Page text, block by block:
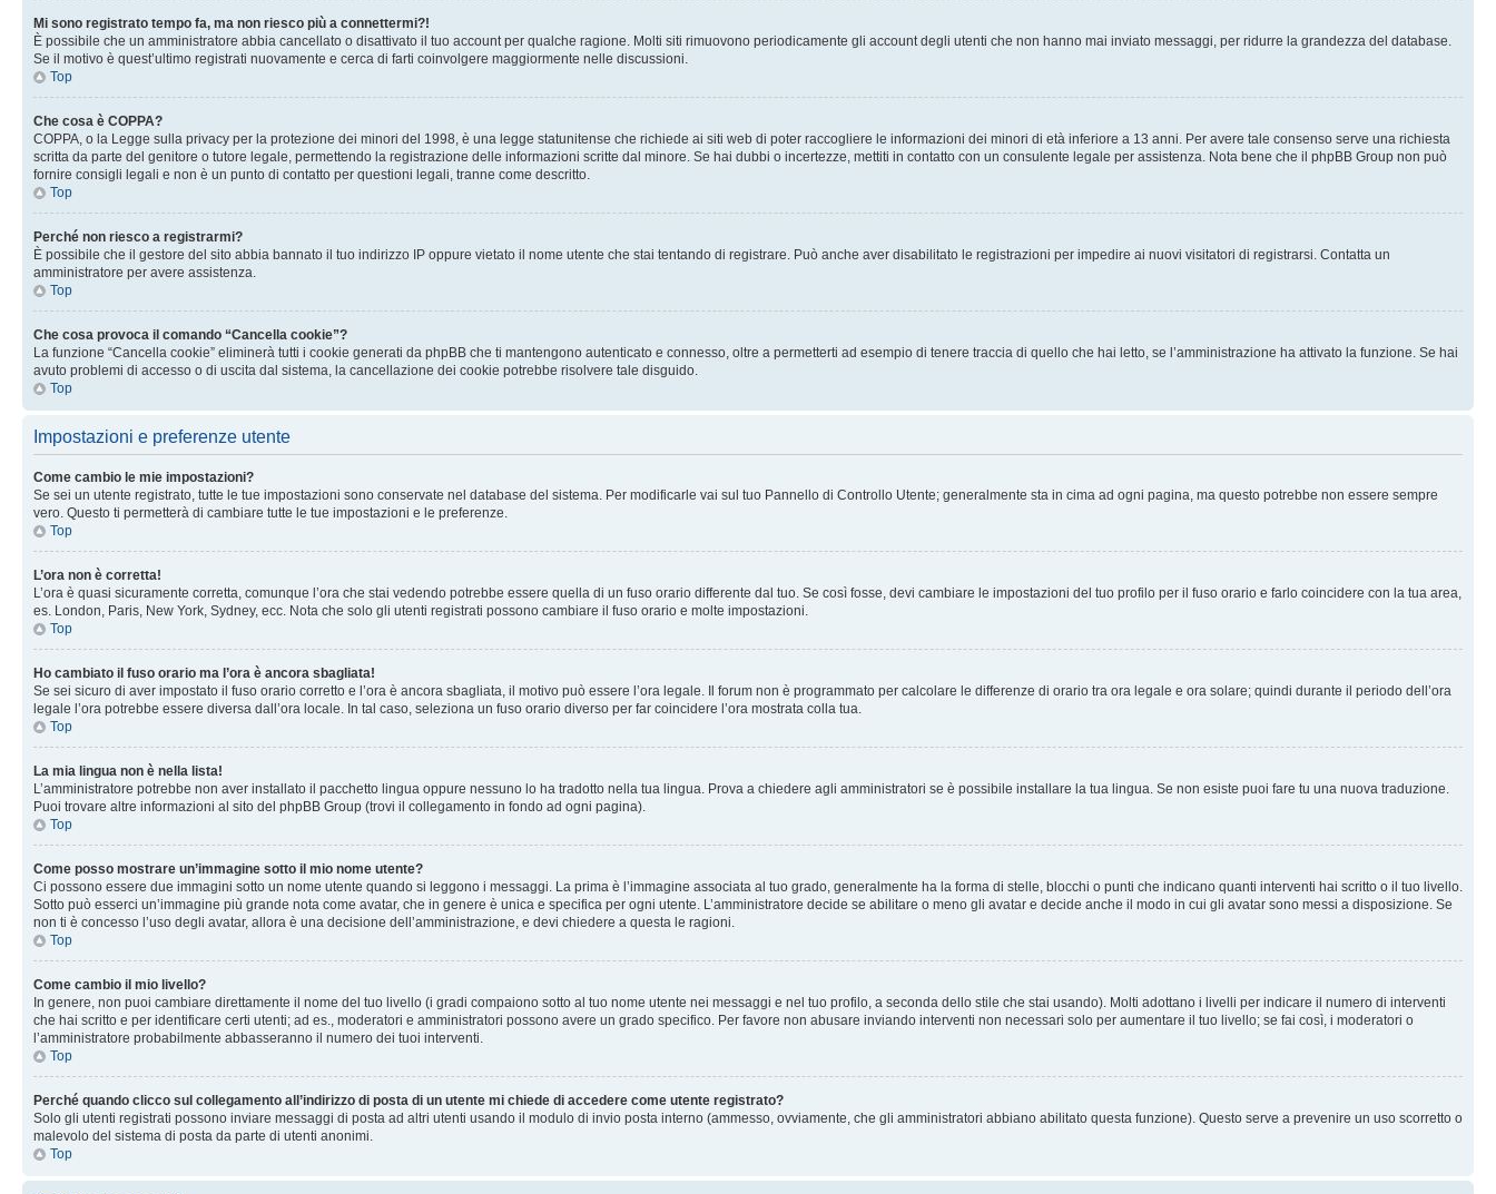
Mi sono registrato tempo fa, ma non riesco più a connettermi?!
È possibile che un amministratore abbia cancellato o disattivato il tuo account per qualche ragione. Molti siti rimuovono periodicamente gli account degli utenti che non hanno mai inviato messaggi, per ridurre la grandezza del database.
Se il motivo è quest’ultimo registrati nuovamente e cerca di farti coinvolgere maggiormente nelle discussioni.
Top
Che cosa è COPPA?
COPPA, o la Legge sulla privacy per la protezione dei minori del 1998, è una legge statunitense che richiede ai siti web di poter raccogliere le informazioni dei minori di età inferiore a 13 anni. Per avere tale consenso serve una richiesta
scritta da parte del genitore o tutore legale, permettendo la registrazione delle informazioni scritte dal minore. Se hai dubbi o incertezze, mettiti in contatto con un consulente legale per assistenza. Nota bene che il phpBB Group non può
fornire consigli legali e non è un punto di contatto per questioni legali, tranne come descritto.
Top
Perché non riesco a registrarmi?
È possibile che il gestore del sito abbia bannato il tuo indirizzo IP oppure vietato il nome utente che stai tentando di registrare. Può anche aver disabilitato le registrazioni per impedire ai nuovi visitatori di registrarsi. Contatta un
amministratore per avere assistenza.
Top
Che cosa provoca il comando “Cancella cookie”?
La funzione “Cancella cookie” eliminerà tutti i cookie generati da phpBB che ti mantengono autenticato e connesso, oltre a permetterti ad esempio di tenere traccia di quello che hai letto, se l’amministrazione ha attivato la funzione. Se hai
avuto problemi di accesso o di uscita dal sistema, la cancellazione dei cookie potrebbe risolvere tale disguido.
Top
Impostazioni e preferenze utente
Come cambio le mie impostazioni?
Se sei un utente registrato, tutte le tue impostazioni sono conservate nel database del sistema. Per modificarle vai sul tuo Pannello di Controllo Utente; generalmente sta in cima ad ogni pagina, ma questo potrebbe non essere sempre
vero. Questo ti permetterà di cambiare tutte le tue impostazioni e le preferenze.
Top
L’ora non è corretta!
L’ora è quasi sicuramente corretta, comunque l’ora che stai vedendo potrebbe essere quella di un fuso orario differente dal tuo. Se così fosse, devi cambiare le impostazioni del tuo profilo per il fuso orario e farlo coincidere con la tua area,
es. London, Paris, New York, Sydney, ecc. Nota che solo gli utenti registrati possono cambiare il fuso orario e molte impostazioni.
Top
Ho cambiato il fuso orario ma l’ora è ancora sbagliata!
Se sei sicuro di aver impostato il fuso orario corretto e l’ora è ancora sbagliata, il motivo può essere l’ora legale. Il forum non è programmato per calcolare le differenze di orario tra ora legale e ora solare; quindi durante il periodo dell’ora
legale l’ora potrebbe essere diversa dall’ora locale. In tal caso, seleziona un fuso orario diverso per far coincidere l’ora mostrata colla tua.
Top
La mia lingua non è nella lista!
L’amministratore potrebbe non aver installato il pacchetto lingua oppure nessuno lo ha tradotto nella tua lingua. Prova a chiedere agli amministratori se è possibile installare la tua lingua. Se non esiste puoi fare tu una nuova traduzione.
Puoi trovare altre informazioni al sito del phpBB Group (trovi il collegamento in fondo ad ogni pagina).
Top
Come posso mostrare un’immagine sotto il mio nome utente?
Ci possono essere due immagini sotto un nome utente quando si leggono i messaggi. La prima è l’immagine associata al tuo grado, generalmente ha la forma di stelle, blocchi o punti che indicano quanti interventi hai scritto o il tuo livello.
Sotto può esserci un’immagine più grande nota come avatar, che in genere è unica e specifica per ogni utente. L’amministratore decide se abilitare o meno gli avatar e decide anche il modo in cui gli avatar sono messi a disposizione. Se
non ti è concesso l’uso degli avatar, allora è una decisione dell’amministrazione, e devi chiedere a questa le ragioni.
Top
Come cambio il mio livello?
In genere, non puoi cambiare direttamente il nome del tuo livello (i gradi compaiono sotto al tuo nome utente nei messaggi e nel tuo profilo, a seconda dello stile che stai usando). Molti adottano i livelli per indicare il numero di interventi
che hai scritto e per identificare certi utenti; ad es., moderatori e amministratori possono avere un grado specifico. Per favore non abusare inviando interventi non necessari solo per aumentare il tuo livello; se fai così, i moderatori o
l’amministratore probabilmente abbasseranno il numero dei tuoi interventi.
Top
Perché quando clicco sul collegamento all’indirizzo di posta di un utente mi chiede di accedere come utente registrato?
Solo gli utenti registrati possono inviare messaggi di posta ad altri utenti usando il modulo di invio posta interno (ammesso, ovviamente, che gli amministratori abbiano abilitato questa funzione). Questo serve a prevenire un uso scorretto o
malevolo del sistema di posta da parte di utenti anonimi.
Top